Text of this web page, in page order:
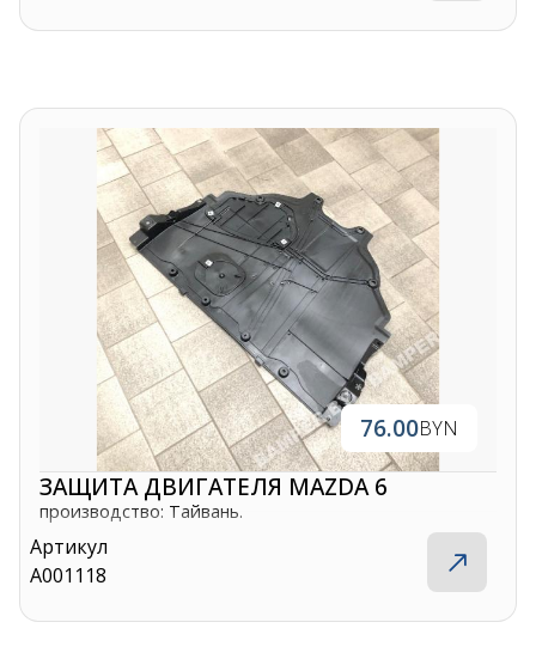
76.00BYN
ЗАЩИТА ДВИГАТЕЛЯ MAZDA 6
производство: Тайвань.
Артикул
A001118